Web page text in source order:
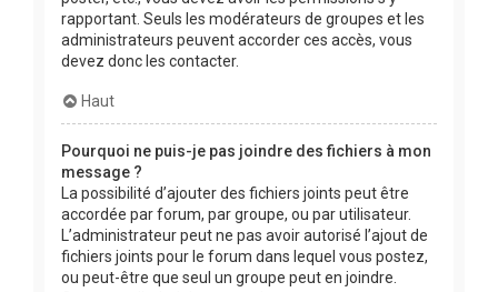
rapportant. Seuls les modérateurs de groupes et les
administrateurs peuvent accorder ces accès, vous
devez donc les contacter.
Haut
Pourquoi ne puis-je pas joindre des fichiers à mon
message ?
La possibilité d’ajouter des fichiers joints peut être
accordée par forum, par groupe, ou par utilisateur.
L’administrateur peut ne pas avoir autorisé l’ajout de
fichiers joints pour le forum dans lequel vous postez,
ou peut-être que seul un groupe peut en joindre.